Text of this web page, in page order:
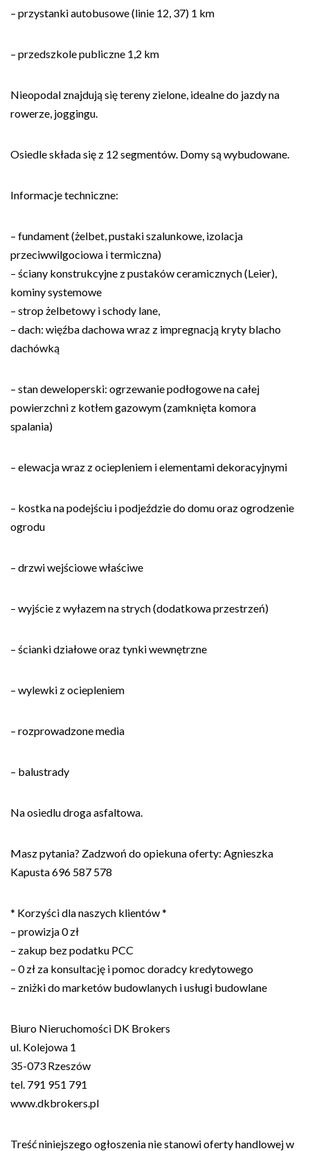
– przystanki autobusowe (linie 12, 37) 1 km
– przedszkole publiczne 1,2 km
Nieopodal znajdują się tereny zielone, idealne do jazdy na
rowerze, joggingu.
Osiedle składa się z 12 segmentów. Domy są wybudowane.
Informacje techniczne:
– fundament (żelbet, pustaki szalunkowe, izolacja
przeciwwilgociowa i termiczna)
– ściany konstrukcyjne z pustaków ceramicznych (Leier),
kominy systemowe
– strop żelbetowy i schody lane,
– dach: więźba dachowa wraz z impregnacją kryty blacho
dachówką
– stan deweloperski: ogrzewanie podłogowe na całej
powierzchni z kotłem gazowym (zamknięta komora
spalania)
– elewacja wraz z ociepleniem i elementami dekoracyjnymi
– kostka na podejściu i podjeździe do domu oraz ogrodzenie
ogrodu
– drzwi wejściowe właściwe
– wyjście z wyłazem na strych (dodatkowa przestrzeń)
– ścianki działowe oraz tynki wewnętrzne
– wylewki z ociepleniem
– rozprowadzone media
– balustrady
Na osiedlu droga asfaltowa.
Masz pytania? Zadzwoń do opiekuna oferty: Agnieszka
Kapusta 696 587 578
* Korzyści dla naszych klientów *
– prowizja 0 zł
– zakup bez podatku PCC
– 0 zł za konsultację i pomoc doradcy kredytowego
– zniżki do marketów budowlanych i usługi budowlane
Biuro Nieruchomości DK Brokers
ul. Kolejowa 1
35-073 Rzeszów
tel. 791 951 791
www.dkbrokers.pl
Treść niniejszego ogłoszenia nie stanowi oferty handlowej w